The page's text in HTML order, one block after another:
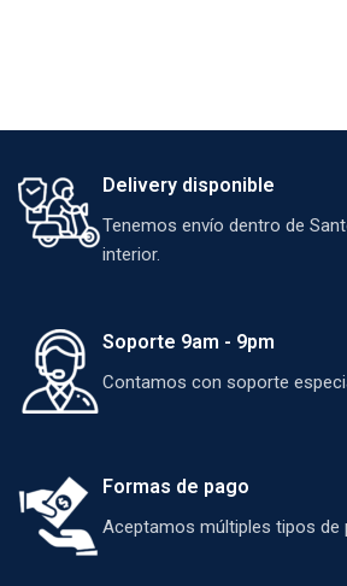
Delivery disponible
Tenemos envío dentro de
interior.
Soporte 9am - 9pm
Contamos con soporte
Formas de pago
Aceptamos múltiples tipos de